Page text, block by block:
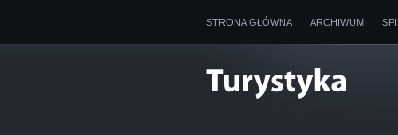
STRONA GŁÓWNA ARCHIWUM